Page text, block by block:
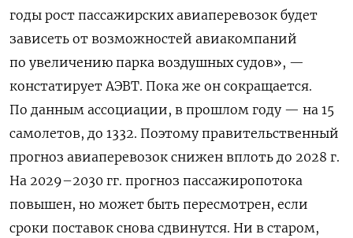
годы рост пассажирских авиаперевозок будет
зависеть от возможностей авиакомпаний
по увеличению парка воздушных судов», —
констатирует АЭВТ. Пока же он сокращается.
По данным ассоциации, в прошлом году — на 15
самолетов, до 1332. Поэтому правительственный
прогноз авиаперевозок снижен вплоть до 2028 г.
На 2029–2030 гг. прогноз пассажиропотока
повышен, но может быть пересмотрен, если
сроки поставок снова сдвинутся. Ни в старом,